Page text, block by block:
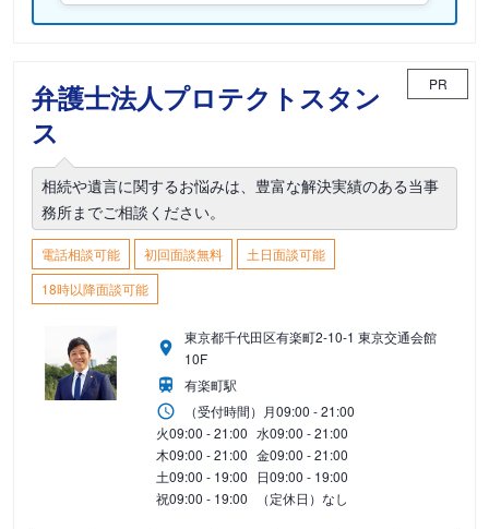
弁護士法人プロテクトスタン
ス
PR
相続や遺言に関するお悩みは、豊富な解決実績のある当事
務所までご相談ください。
電話相談可能 初回面談無料
土日面談可能
18時以降面談可能
東京都千代田区有楽町2-10-1 東京交通会館
10F
有楽町駅
（受付時間） 月09:00 - 21:00
火09:00 - 21:00 水09:00 - 21:00
木09:00 - 21:00 金09:00 - 21:00
土09:00 - 19:00 日09:00 - 19:00
祝09:00 - 19:00 （定休日）なし